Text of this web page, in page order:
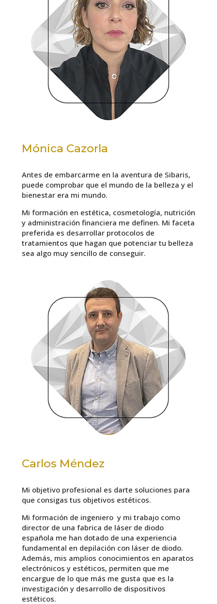
Mónica Cazorla
Antes de embarcarme en la aventura de Sibaris,
puede comprobar que el mundo de la belleza y el
bienestar era mi mundo.
Mi formación en estética, cosmetología, nutrición
y administración financiera me definen. Mi faceta
preferida es desarrollar protocolos de
tratamientos que hagan que potenciar tu belleza
sea algo muy sencillo de conseguir.
Carlos Méndez
Mi objetivo profesional es darte soluciones para
que consigas tus objetivos estéticos.
Mi formación de ingeniero y mi trabajo como
director de una fabrica de láser de diodo
española me han dotado de una experiencia
fundamental en depilación con láser de diodo.
Además, mis amplios conocimientos en aparatos
electrónicos y estéticos, permiten que me
encargue de lo que más me gusta que es la
investigación y desarrollo de dispositivos
estéticos.